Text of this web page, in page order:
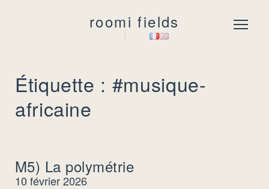
roomi fields Menu
Étiquette : #musique-
africaine
M5) La polymétrie
10 février 2026